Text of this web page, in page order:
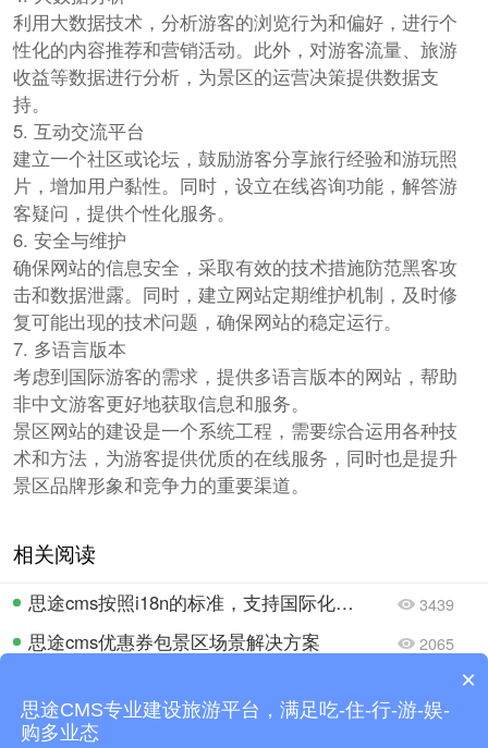
利用大数据技术，分析游客的浏览行为和偏好，进行个
性化的内容推荐和营销活动。此外，对游客流量、旅游
收益等数据进行分析，为景区的运营决策提供数据支
持。
5. 互动交流平台
建立一个社区或论坛，鼓励游客分享旅行经验和游玩照
片，增加用户黏性。同时，设立在线咨询功能，解答游
客疑问，提供个性化服务。
6. 安全与维护
确保网站的信息安全，采取有效的技术措施防范黑客攻
击和数据泄露。同时，建立网站定期维护机制，及时修
复可能出现的技术问题，确保网站的稳定运行。
7. 多语言版本
考虑到国际游客的需求，提供多语言版本的网站，帮助
非中文游客更好地获取信息和服务。
景区网站的建设是一个系统工程，需要综合运用各种技
术和方法，为游客提供优质的在线服务，同时也是提升
景区品牌形象和竞争力的重要渠道。
相关阅读
思途cms按照i18n的标准，支持国际化业务开拓 3439
思途cms优惠券包景区场景解决方案 2065
如何设计旅游网站全指南：借助思途智旅，打造属于你的个性化平台 1981
你们是怎么收费的呢？
×
思途CMS专业建设旅游平台，满足吃-住-行-游-娱-
购多业态